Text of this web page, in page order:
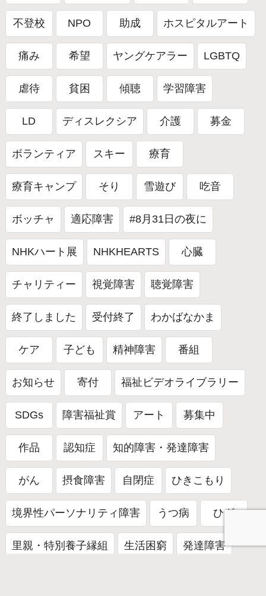
不登校 NPO 助成 ホスピタルアート
痛み 希望 ヤングケアラー LGBTQ
虐待 貧困 傾聴 学習障害
LD ディスレクシア 介護 募金
ボランティア スキー 療育
療育キャンプ そり 雪遊び 吃音
ボッチャ 適応障害 #8月31日の夜に
NHKハート展 NHKHEARTS 心臓
チャリティー 視覚障害 聴覚障害
終了しました 受付終了 わかばなかま
ケア 子ども 精神障害 番組
お知らせ 寄付 福祉ビデオライブラリー
SDGs 障害福祉賞 アート 募集中
作品 認知症 知的障害・発達障害
がん 摂食障害 自閉症 ひきこもり
境界性パーソナリティ障害 うつ病 ひざ
里親・特別養子縁組 生活困窮 発達障害